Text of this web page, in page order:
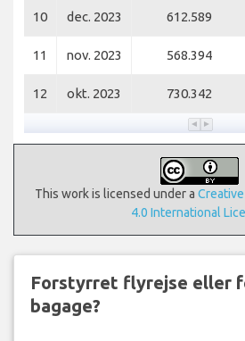
10 dec. 2023 612.589
11 nov. 2023 568.394
12 okt. 2023 730.342
This work is licensed under a
4.0 International
Forstyrret flyrejse eller
bagage?